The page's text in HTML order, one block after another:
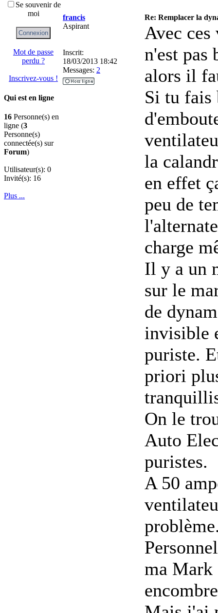
Se souvenir de
moi
Mot de passe
perdu ?
Inscrivez-vous !
Qui est en ligne
16 Personne(s) en
ligne (3
Personne(s)
connectée(s) sur
Forum)
Utilisateur(s): 0
Invité(s): 16
Plus ...
francis
Re: Remplacer la
Aspirant
Inscrit:
18/03/2013 18:42
Messages: 2
Avec
n'est pas
alors il
Si tu fais
la
en effet
peu de
charge
Il y a un
sur le
de
invisible
puriste.
priori
On le
Auto
puristes.
A 50
ma Mark